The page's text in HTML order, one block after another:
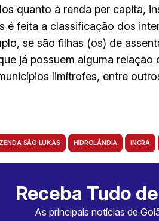
quanto à renda per capita,
é feita a classificação dos
se são filhas (os) de
já possuem alguma
limítrofes, entre
SÃO LUKAS HIDROLÂNDIA INCRA
Receba Tudo
As principais notícias de